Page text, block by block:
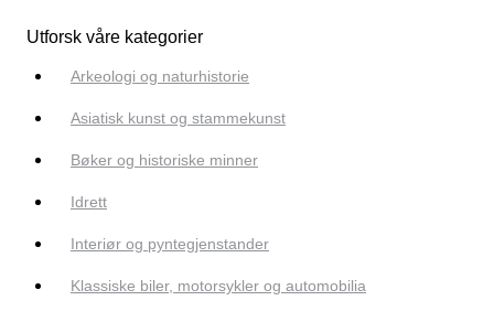
Utforsk våre kategorier
Arkeologi og naturhistorie
Asiatisk kunst og stammekunst
Bøker og historiske minner
Idrett
Interiør og pyntegjenstander
Klassiske biler, motorsykler og automobilia